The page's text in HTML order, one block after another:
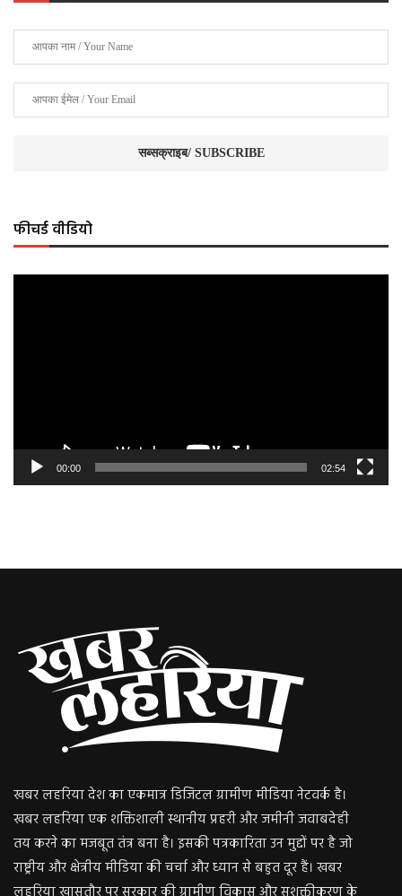
फीचर्ड वीडियो
00:00 02:54
खबर लहरिया देश का एकमात्र डिजिटल ग्रामीण मीडिया नेटवर्क है।
खबर लहरिया एक शक्तिशाली स्थानीय प्रहरी और जमीनी जवाबदेही
तय करने का मजबूत तंत्र बना है। इसकी पत्रकारिता उन मुद्दों पर है जो
राष्ट्रीय और क्षेत्रीय मीडिया की चर्चा और ध्यान से बहुत दूर हैं। खबर